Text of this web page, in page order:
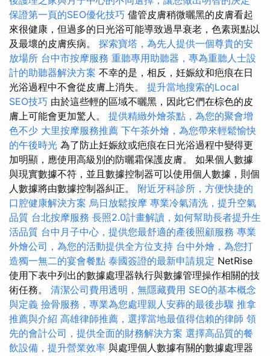
保證第一頁的SEO優化技巧 儘管皮膚稍微曬黑的皮膚看起
來很健康，但過多的日光浴可能導致過早衰老，色素斑點以
及最壞的皮膚疾病。 探索寶塔，為先人提供一個尊貴的安
放場所 台中市按摩服務 重聽專用助聽器，專為重聽人士設
計的助聽器解決方案 不幸的是，相反，妊娠紋和疤痕在日
光浴過程中不會從皮膚上消失。 提升當地搜索的Local
SEO技巧 由於這些輕的區域不曬黑，因此它們在棕色的皮
膚上可能會更加驚人。 提供精緻外燴茶點，為您的聚會增
色不少 大里按摩服務推薦 下午茶外燴，為您帶來輕鬆愉快
的午後時光 為了防止妊娠紋或疤痕在日光浴過程中變得更
加明顯，應使用高級別的防曬霜保護皮膚。 如果個人數據
與現實數據不符，並且數據控制器可以使用個人數據，則個
人數據將由數據控制器糾正。 附近牙科診所，方便快捷的
口腔健康解決方案 烏日放鬆按摩 專業冷氣清洗，提升空氣
品質 台北按摩服務 長照2.0計畫解讀，如何幫助長者提升生
活品質 台中月子中心，提供您最舒適的產後照顧服務 專業
外燴公司，為您的活動提供全方位支持 台中外燴，為您打
造獨一無二的宴會餐點 泰國簽證的最新申請規定 NetRise
使用下表中列出的數據處理器執行與數據管理操作相關的技
術任務。 清潔公司費用透明，無隱藏費用 SEO的基本概念
與定義 撿骨服務，專業為您處理親人安葬的最後步驟 推拿
推薦與介紹 高雄律師推薦，選擇當地最值得信賴的律師 領
先的會計公司，提供全面的財務解決方案 選擇高品質的餐
飲設備，提升營業效率 與處理個人數據有關的數據處理器